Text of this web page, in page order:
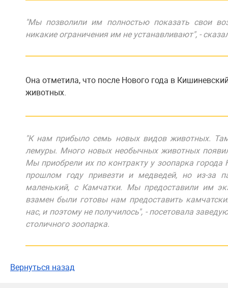
"Мы позволили им полностью показать свои
никакие ограничения им не устанавливают", -
Она отметила, что после Нового года в
животных.
"К нам прибыло семь новых видов животных.
лемуры. Много новых необычных животных
Мы приобрели их по контракту у зоопарка
прошлом году привезти и медведей, но из-за
маленький, с Камчатки. Мы предоставили им
взамен были готовы нам предоставить
нас, и поэтому не получилось", - посетовала
столичного зоопарка.
Вернуться назад